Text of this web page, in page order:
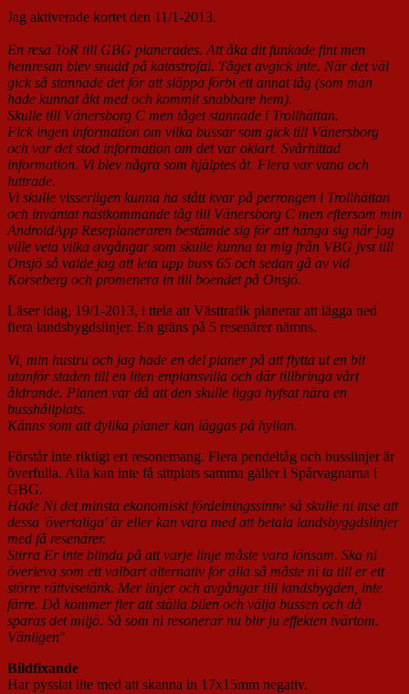
Jag aktiverade kortet den 11/1-2013.
En resa ToR till GBG planerades. Att åka dit funkade fint men
hemresan blev snudd på katastrofal. Tåget avgick inte. När det väl
gick så stannade det för att släppa förbi ett annat tåg (som man
hade kunnat åkt med och kommit snabbare hem).
Skulle till Vänersborg C men tåget stannade i Trollhättan.
Fick ingen information om vilka bussar som gick till Vänersborg
och var det stod information om det var oklart. Svårhittad
information. Vi blev några som hjälptes åt. Flera var vana och
luttrade.
Vi skulle visserligen kunna ha stått kvar på perrongen i Trollhättan
och inväntat nästkommande tåg till Vänersborg C men eftersom min
AndroidApp Reseplaneraren bestämde sig för att hänga sig när jag
ville veta vilka avgångar som skulle kunna ta mig från VBG jvst till
Onsjö så valde jag att leta upp buss 65 och sedan gå av vid
Korseberg och promenera in till boendet på Onsjö.
Läser idag, 19/1-2013, i ttela att Västtrafik planerar att lägga ned
flera landsbygdslinjer. En gräns på 5 resenärer nämns.
Vi, min hustru och jag hade en del planer på att flytta ut en bit
utanför staden till en liten enplansvilla och där tillbringa vårt
åldrande. Planen var då att den skulle ligga hyfsat nära en
busshållplats.
Känns som att dylika planer kan läggas på hyllan.
Förstår inte riktigt ert resonemang. Flera pendeltåg och busslinjer är
överfulla. Alla kan inte få sittplats samma gäller i Spårvagnarna i
GBG.
Hade Ni det minsta ekonomiskt fördelningssinne så skulle ni inse att
dessa 'övertaliga' är eller kan vara med att betala landsbyggdslinjer
med få resenärer.
Stirra Er inte blinda på att varje linje måste vara lönsam. Ska ni
överleva som ett valbart alternativ för alla så måste ni ta till er ett
större rättvisetänk. Mer linjer och avgångar till landsbygden, inte
färre. Då kommer fler att ställa bilen och välja bussen och då
sparas det miljö. Så som ni resonerar nu blir ju effekten tvärtom.
Vänligen"
Bildfixande
Har pysslat lite med att skanna in 17x15mm negativ.